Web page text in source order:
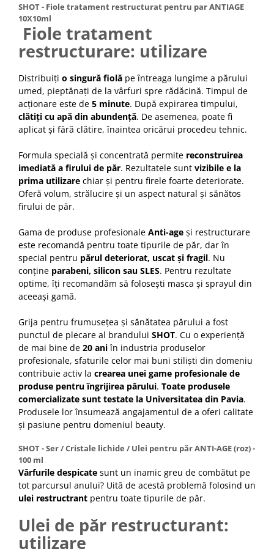
SHOT - Fiole tratament restructurat pentru par ANTIAGE
10X10ml
Fiole tratament
restructurare: utilizare
Distribuiți o singură fiolă pe întreaga lungime a părului
umed, pieptănați de la vârfuri spre rădăcină. Timpul de
acționare este de 5 minute. După expirarea timpului,
clătiți cu apă din abundență. De asemenea, poate fi
aplicat și fără clătire, înaintea oricărui procedeu tehnic.
Formula specială și concentrată permite reconstruirea
imediată a firului de păr. Rezultatele sunt vizibile e la
prima utilizare chiar și pentru firele foarte deteriorate.
Oferă volum, strălucire și un aspect natural și sănătos
firului de păr.
Gama de produse profesionale Anti-age și restructurare
este recomandă pentru toate tipurile de păr, dar în
special pentru părul deteriorat, uscat și fragil. Nu
conține parabeni, silicon sau SLES. Pentru rezultate
optime, îți recomandăm să folosești masca și sprayul din
aceeași gamă.
Grija pentru frumusețea și sănătatea părului a fost
punctul de plecare al brandului SHOT. Cu o experiență
de mai bine de 20 aniîn industria produselor
profesionale, sfaturile celor mai buni stiliști din domeniu
contribuie activ la crearea unei game profesionale de
produse pentru îngrijirea părului. Toate produsele
comercializate sunt testate la Universitatea din Pavia.
Produsele lor însumează angajamentul de a oferi calitate
și pasiune pentru domeniul beauty.
SHOT - Ser / Cristale lichide / Ulei pentru păr ANTI-AGE (roz) -
100 ml
Vârfurile despicate sunt un inamic greu de combătut pe
tot parcursul anului? Uită de acestă problemă folosind un
ulei restructrant pentru toate tipurile de păr.
Ulei de păr restructurant:
utilizare